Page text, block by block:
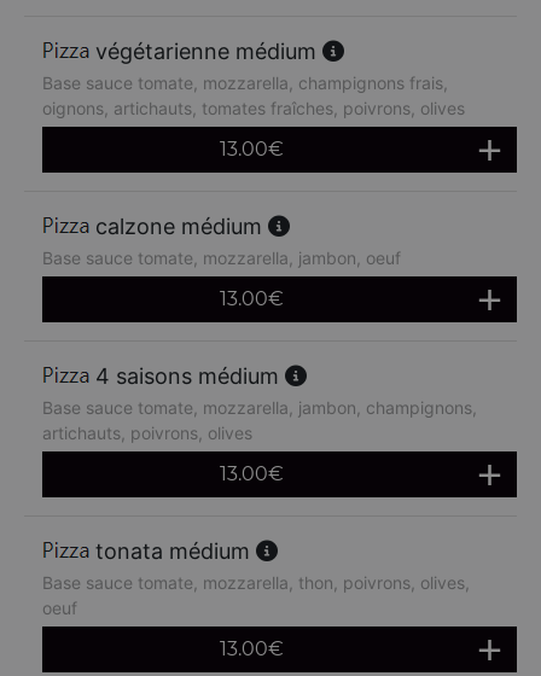
végétarienne médium
Base sauce tomate, mozzarella, champignons frais,
oignons, artichauts, tomates fraîches, poivrons, olives
13.00€
calzone médium
Base sauce tomate, mozzarella, jambon, oeuf
13.00€
4 saisons médium
Base sauce tomate, mozzarella, jambon, champignons,
artichauts, poivrons, olives
13.00€
tonata médium
Base sauce tomate, mozzarella, thon, poivrons, olives,
oeuf
13.00€